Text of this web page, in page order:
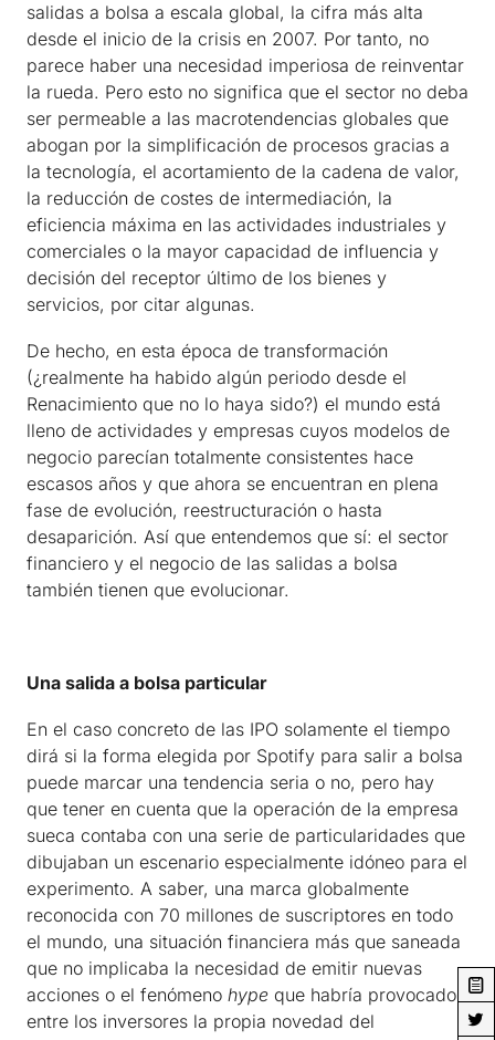
salidas a bolsa a escala global, la cifra más alta
desde el inicio de la crisis en 2007. Por tanto, no
parece haber una necesidad imperiosa de reinventar
la rueda. Pero esto no significa que el sector no deba
ser permeable a las macrotendencias globales que
abogan por la simplificación de procesos gracias a
la tecnología, el acortamiento de la cadena de valor,
la reducción de costes de intermediación, la
eficiencia máxima en las actividades industriales y
comerciales o la mayor capacidad de influencia y
decisión del receptor último de los bienes y
servicios, por citar algunas.
De hecho, en esta época de transformación
(¿realmente ha habido algún periodo desde el
Renacimiento que no lo haya sido?) el mundo está
lleno de actividades y empresas cuyos modelos de
negocio parecían totalmente consistentes hace
escasos años y que ahora se encuentran en plena
fase de evolución, reestructuración o hasta
desaparición. Así que entendemos que sí: el sector
financiero y el negocio de las salidas a bolsa
también tienen que evolucionar.
Una salida a bolsa particular
En el caso concreto de las IPO solamente el tiempo
dirá si la forma elegida por Spotify para salir a bolsa
puede marcar una tendencia seria o no, pero hay
que tener en cuenta que la operación de la empresa
sueca contaba con una serie de particularidades que
dibujaban un escenario especialmente idóneo para el
experimento. A saber, una marca globalmente
reconocida con 70 millones de suscriptores en todo
el mundo, una situación financiera más que saneada
que no implicaba la necesidad de emitir nuevas
acciones o el fenómeno hype que habría provocado
entre los inversores la propia novedad del